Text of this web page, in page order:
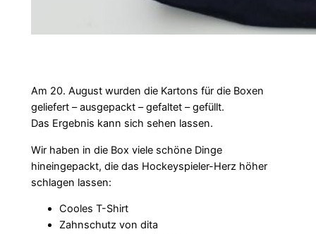
Am 20. August wurden die Kartons für die Boxen
geliefert – ausgepackt – gefaltet – gefüllt.
Das Ergebnis kann sich sehen lassen.
Wir haben in die Box viele schöne Dinge
hineingepackt, die das Hockeyspieler-Herz höher
schlagen lassen:
Cooles T-Shirt
Zahnschutz von dita